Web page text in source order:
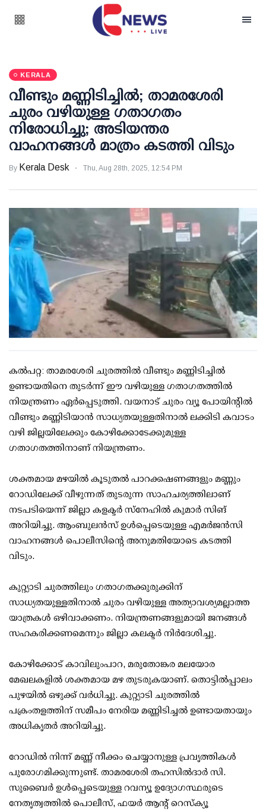
KERALA
വീണ്ടും മണ്ണിടിച്ചില്‍; താമരശേരി
ചുരം വഴിയുള്ള ഗതാഗതം
നിരോധിച്ചു; അടിയന്തര
വാഹനങ്ങള്‍ മാത്രം കടത്തി വിടും
By Kerala Desk Thu, Aug 28th, 2025, 12:54 PM
കല്‍പറ്റ: താമരശേരി ചുരത്തില്‍ വീണ്ടും മണ്ണിടിച്ചില്‍
ഉണ്ടായതിനെ തുടര്‍ന്ന് ഈ വഴിയുള്ള ഗതാഗതത്തില്‍
നിയന്ത്രണം ഏര്‍പ്പെടുത്തി. വയനാട് ചുരം വ്യൂ പോയിന്റില്‍
വീണ്ടും മണ്ണിടിയാന്‍ സാധ്യതയുള്ളതിനാല്‍ ലക്കിടി കവാടം
വഴി ജില്ലയിലേക്കും കോഴിക്കോടേക്കുമുള്ള
ഗതാഗതത്തിനാണ് നിയന്ത്രണം.
ശക്തമായ മഴയില്‍ കൂടുതല്‍ പാറക്കഷണങ്ങളും മണ്ണും
റോഡിലേക്ക് വീഴുന്നത് തുടരുന്ന സാഹചര്യത്തിലാണ്
നടപടിയെന്ന് ജില്ലാ കളക്ടര്‍ സ്‌നേഹില്‍ കുമാര്‍ സിങ്
അറിയിച്ചു. ആംബുലന്‍സ് ഉള്‍പ്പെടെയുള്ള എമര്‍ജന്‍സി
വാഹനങ്ങള്‍ പൊലീസിന്റെ അനുമതിയോടെ കടത്തി
വിടും.
കുറ്റ്യാടി ചുരത്തിലും ഗതാഗതക്കുരുക്കിന്
സാധ്യതയുള്ളതിനാല്‍ ചുരം വഴിയുള്ള അത്യാവശ്യമല്ലാത്ത
യാത്രകള്‍ ഒഴിവാക്കണം. നിയന്ത്രണങ്ങളുമായി ജനങ്ങള്‍
സഹകരിക്കണമെന്നും ജില്ലാ കലക്ടര്‍ നിര്‍ദേശിച്ചു.
കോഴിക്കോട് കാവിലുംപാറ, മരുതോങ്കര മലയോര
മേഖലകളില്‍ ശക്തമായ മഴ തുടരുകയാണ്. തൊട്ടില്‍പ്പാലം
പുഴയില്‍ ഒഴുക്ക് വര്‍ധിച്ചു. കുറ്റ്യാടി ചുരത്തില്‍
പക്രംതളത്തിന് സമീപം നേരിയ മണ്ണിടിച്ചല്‍ ഉണ്ടായതായും
അധികൃതര്‍ അറിയിച്ചു.
റോഡില്‍ നിന്ന് മണ്ണ് നീക്കം ചെയ്യാനുള്ള പ്രവൃത്തികള്‍
പുരോഗമിക്കുന്നുണ്ട്. താമരശേരി തഹസില്‍ദാര്‍ സി.
സുബൈര്‍ ഉള്‍പ്പെടെയുള്ള റവന്യൂ ഉദ്യോഗസ്ഥരുടെ
നേതൃത്വത്തില്‍ പൊലീസ്, ഫയര്‍ ആന്റ് റെസ്‌ക്യൂ